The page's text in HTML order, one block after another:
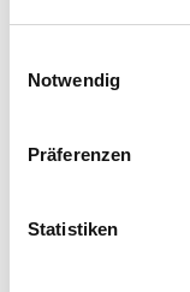
Notwendig
Präferenzen
Statistiken